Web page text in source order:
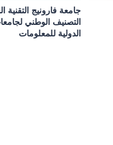
جامعة فارونيج
التصنيف الوطني
الدولية للمعلومات